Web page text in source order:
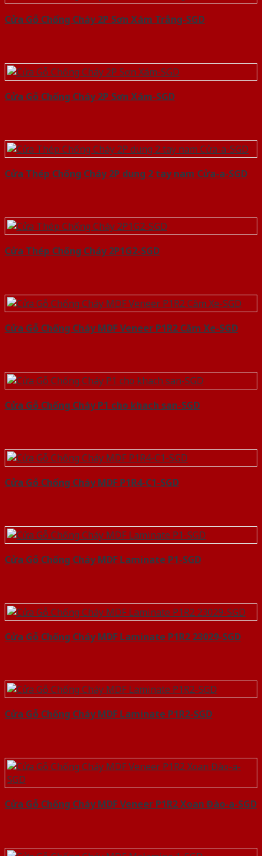
Cửa Gỗ Chống Cháy 2P Sơn Xám Trắng-SGD
Cửa Gỗ Chống Cháy 2P Sơn Xám-SGD
Cửa Thép Chống Cháy 2P dung 2 tay nam Cửa-a-SGD
Cửa Thép Chống Cháy 2P1G2-SGD
Cửa Gỗ Chống Cháy MDF Veneer P1R2 Căm Xe-SGD
Cửa Gỗ Chống Cháy P1 cho khach san-SGD
Cửa Gỗ Chống Cháy MDF P1R4-C1-SGD
Cửa Gỗ Chống Cháy MDF Laminate P1-SGD
Cửa Gỗ Chống Cháy MDF Laminate P1R2 23029-SGD
Cửa Gỗ Chống Cháy MDF Laminate P1R2-SGD
Cửa Gỗ Chống Cháy MDF Veneer P1R2 Xoan Đào-a-SGD